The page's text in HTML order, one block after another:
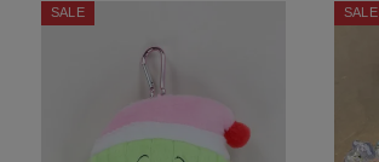
SALE SALE